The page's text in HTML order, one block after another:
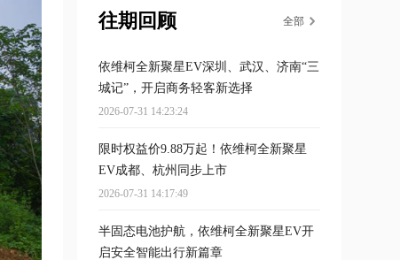
往期回顾 全部
依维柯全新聚星EV深圳、武汉、济南“三
城记”，开启商务轻客新选择
2026-07-31 14:23:24
限时权益价9.88万起！依维柯全新聚星
EV成都、杭州同步上市
2026-07-31 14:17:49
半固态电池护航，依维柯全新聚星EV开
启安全智能出行新篇章